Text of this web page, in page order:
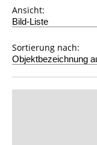
Ansicht:
Sortierung nach: